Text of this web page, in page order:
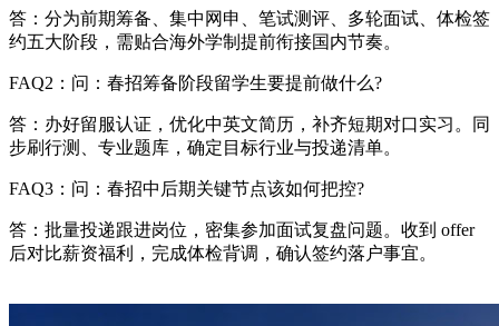
答：分为前期筹备、集中网申、笔试测评、多轮面试、体检签
约五大阶段，需贴合海外学制提前衔接国内节奏。
FAQ2：问：春招筹备阶段留学生要提前做什么?
答：办好留服认证，优化中英文简历，补齐短期对口实习。同
步刷行测、专业题库，确定目标行业与投递清单。
FAQ3：问：春招中后期关键节点该如何把控?
答：批量投递跟进岗位，密集参加面试复盘问题。收到 offer
后对比薪资福利，完成体检背调，确认签约落户事宜。